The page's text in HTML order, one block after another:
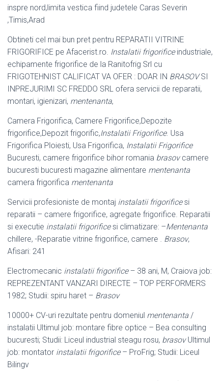
inspre nord,limita vestica fiind judetele Caras Severin
,Timis,Arad
Obtineti cel mai bun pret pentru REPARATII VITRINE
FRIGORIFICE pe Afacerist.ro. Instalatii frigorificeindustriale,
echipamente frigorifice de la Ranitofrig Srl cu
FRIGOTEHNIST CALIFICAT VA OFER : DOAR IN BRASOVSI
INPREJURIMI SC FREDDO SRL ofera servicii de reparatii,
montari, igienizari, mentenanta,
Camera Frigorifica, Camere Frigorifice,Depozite
frigorifice,Depozit frigorific,Instalatii Frigorifice. Usa
Frigorifica Ploiesti, Usa Frigorifica, Instalatii Frigorifice
Bucuresti, camere frigorifice bihor romania brasovcamere
bucuresti bucuresti magazine alimentare mentenanta
camera frigorifica mentenanta
Servicii profesioniste de montaj instalatii frigorificesi
reparatii – camere frigorifice, agregate frigorifice. Reparatii
si executie instalatii frigorificesi climatizare: –Mentenanta
chillere, -Reparatie vitrine frigorifice, camere . Brasov,
Afisari: 241
Electromecanic instalatii frigorifice– 38 ani, M, Craiova job:
REPREZENTANT VANZARI DIRECTE – TOP PERFORMERS
1982; Studii: spiru haret – Brasov
10000+ CV-uri rezultate pentru domeniul mentenanta /
instalatii Ultimul job: montare fibre optice – Bea consulting
bucuresti; Studii: Liceul industrial steagu rosu, brasovUltimul
job: montator instalatii frigorifice– ProFrig; Studii: Liceul
Bilingv